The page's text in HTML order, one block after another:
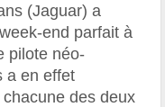
(Jaguar) a
end parfait à
pilote néo-
a en effet
des deux